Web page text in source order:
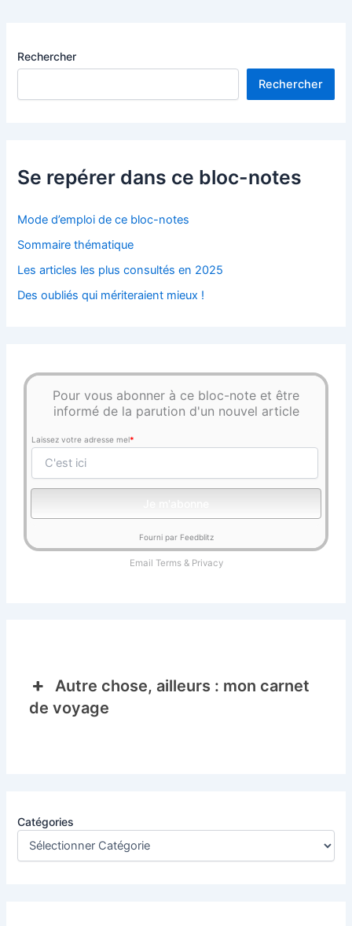
Rechercher
Rechercher
Se repérer dans ce bloc-notes
Mode d’emploi de ce bloc-notes
Sommaire thématique
Les articles les plus consultés en 2025
Des oubliés qui mériteraient mieux !
Pour vous abonner à ce bloc-note et être
informé de la parution d'un nouvel article
Laissez votre adresse mel*
Fourni par Feedblitz
Email Terms& Privacy
Autre chose, ailleurs : mon carnet
de voyage
Catégories